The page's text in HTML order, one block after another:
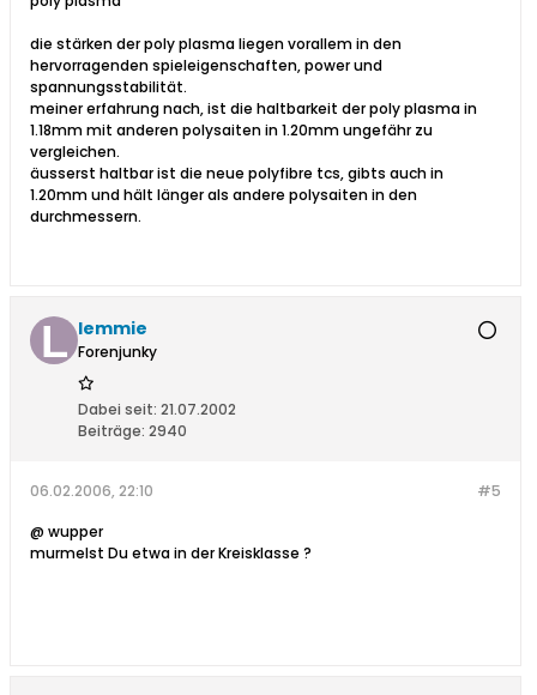
die stärken der poly plasma liegen vorallem in den
hervorragenden spieleigenschaften, power und
spannungsstabilität.
meiner erfahrung nach, ist die haltbarkeit der poly plasma in
1.18mm mit anderen polysaiten in 1.20mm ungefähr zu
vergleichen.
äusserst haltbar ist die neue polyfibre tcs, gibts auch in
1.20mm und hält länger als andere polysaiten in den
durchmessern.
lemmie
Forenjunky
Dabei seit: 21.07.2002
Beiträge: 2940
#5
06.02.2006, 22:10
@ wupper
murmelst Du etwa in der Kreisklasse ?